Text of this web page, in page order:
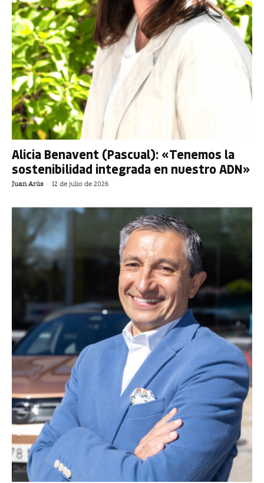
Alicia Benavent (Pascual): «Tenemos la
sostenibilidad integrada en nuestro ADN»
Juan Arús - 12 de julio de 2026